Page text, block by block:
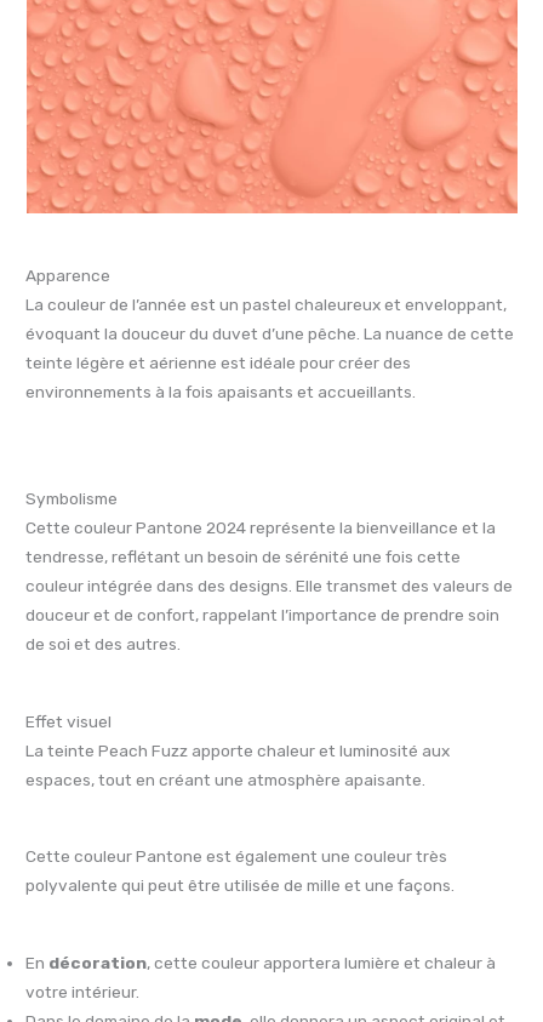
Apparence
La couleur de l’année est un pastel chaleureux et enveloppant,
évoquant la douceur du duvet d’une pêche. La nuance de cette
teinte légère et aérienne est idéale pour créer des
environnements à la fois apaisants et accueillants.
Symbolisme
Cette couleur Pantone 2024 représente la bienveillance et la
tendresse, reflétant un besoin de sérénité une fois cette
couleur intégrée dans des designs. Elle transmet des valeurs de
douceur et de confort, rappelant l’importance de prendre soin
de soi et des autres.
Effet visuel
La teinte Peach Fuzz apporte chaleur et luminosité aux
espaces, tout en créant une atmosphère apaisante.
Cette couleur Pantone est également une couleur très
polyvalente qui peut être utilisée de mille et une façons.
En décoration, cette couleur apportera lumière et chaleur à
votre intérieur.